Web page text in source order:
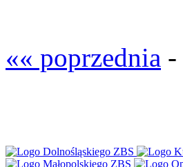
«« poprzednia -